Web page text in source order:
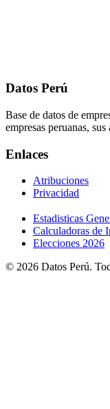
Datos Perú
Base de datos de
empresas peruanas,
Enlaces
Atribuciones
Privacidad
Estadisticas
Calculadoras de
Elecciones 2026
© 2026 Datos Perú.